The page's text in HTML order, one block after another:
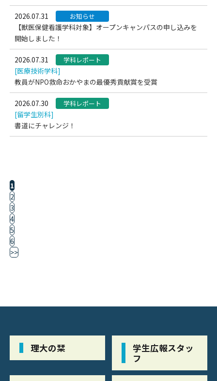
2026.07.31 お知らせ
【獣医保健看護学科対象】オープンキャンパスの申し込みを
開始しました！
2026.07.31 学科レポート
[医療技術学科]
教員がNPO救命おかやまの最優秀貢献賞を受賞
2026.07.30 学科レポート
[留学生別科]
書道にチャレンジ！
1
2
3
4
5
6
>>
理大の栞
学生広報スタッ
フ